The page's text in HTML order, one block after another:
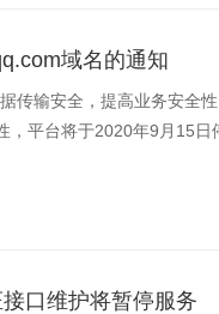
域名的通知
传输安全，提高业务安全
，平台将于2020年9月15日
口维护将暂停服务